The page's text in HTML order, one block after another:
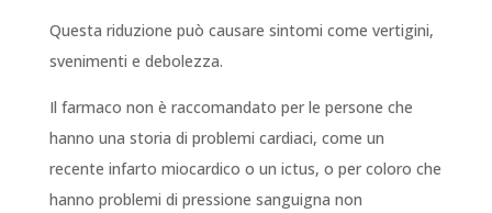
Questa riduzione può causare sintomi come vertigini,
svenimenti e debolezza.
Il farmaco non è raccomandato per le persone che
hanno una storia di problemi cardiaci, come un
recente infarto miocardico o un ictus, o per coloro che
hanno problemi di pressione sanguigna non